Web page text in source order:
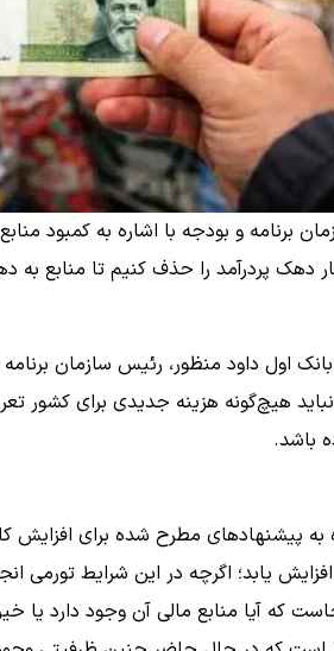
برنامه و بودجه با اشاره به کمبود
دهک پردرآمد را حذف کنیم تا منابع به
اول داود منظور، رئیس سازمان
هیچ‌گونه هزینه جدیدی برای کشور
باشد.
به پیشنهادهای مطرح شده برای افزایش
افزایش یابد؛ اگرچه در این شرایط